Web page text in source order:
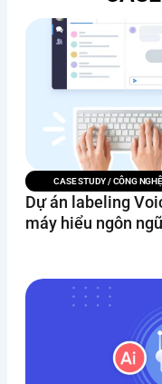
CASE STUDY/CÔNG
Dự án labeling
máy hiểu ngôn